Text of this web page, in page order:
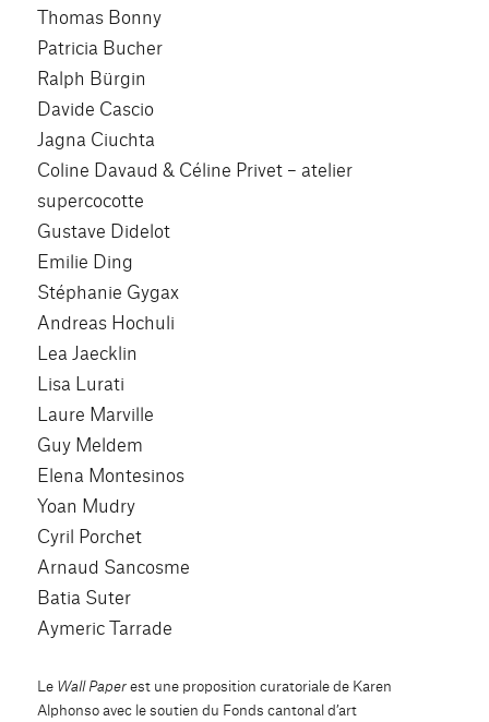
Thomas Bonny
Patricia Bucher
Ralph Bürgin
Davide Cascio
Jagna Ciuchta
Coline Davaud & Céline Privet – atelier
supercocotte
Gustave Didelot
Emilie Ding
Stéphanie Gygax
Andreas Hochuli
Lea Jaecklin
Lisa Lurati
Laure Marville
Guy Meldem
Elena Montesinos
Yoan Mudry
Cyril Porchet
Arnaud Sancosme
Batia Suter
Aymeric Tarrade
Le Wall Paperest une proposition curatoriale de Karen
Alphonso avec le soutien du Fonds cantonal d’art